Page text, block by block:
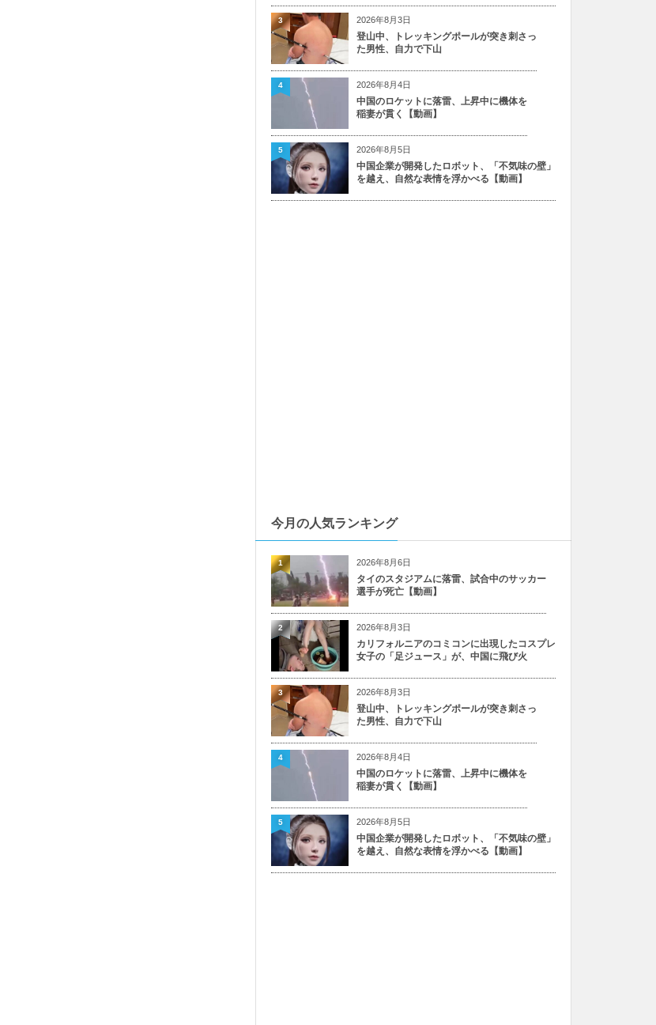
2026年8月3日
登山中、トレッキングポールが突き刺さっ
た男性、自力で下山
3
2026年8月4日
中国のロケットに落雷、上昇中に機体を
稲妻が貫く【動画】
4
2026年8月5日
中国企業が開発したロボット、「不気味の壁」
を越え、自然な表情を浮かべる【動画】
5
今月の人気ランキング
2026年8月6日
タイのスタジアムに落雷、試合中のサッカー
選手が死亡【動画】
1
2026年8月3日
カリフォルニアのコミコンに出現したコスプレ
女子の「足ジュース」が、中国に飛び火
2
2026年8月3日
登山中、トレッキングポールが突き刺さっ
た男性、自力で下山
3
2026年8月4日
中国のロケットに落雷、上昇中に機体を
稲妻が貫く【動画】
4
2026年8月5日
中国企業が開発したロボット、「不気味の壁」
を越え、自然な表情を浮かべる【動画】
5